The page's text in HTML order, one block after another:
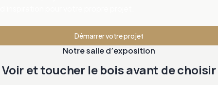
Démarrer votre projet
Notre salle d’exposition
Voir et toucher le bois avant de choisir